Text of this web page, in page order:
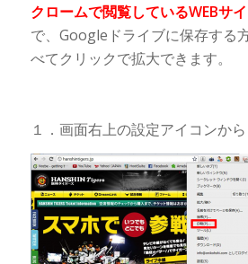
クロームで閲覧しているWEBサ
で、Googleドライブに保存する
べてクリックで拡大できます。
１．画面右上の設定アイコンか